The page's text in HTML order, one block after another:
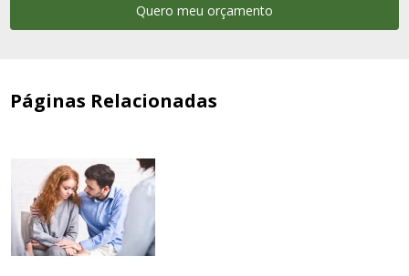
Quero meu orçamento
Páginas Relacionadas